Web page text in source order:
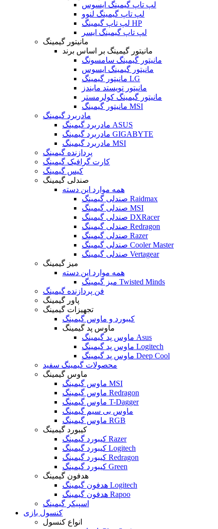
لپ تاپ گیمینگ ایسوس
لپ تاپ گیمینگ لنوو
لپ تاپ گیمینگ HP
لپ تاپ گیمینگ ایسر
مانیتور گیمینگ
مانیتور گیمینگ بر اساس برند
مانیتور گیمینگ سامسونگ
مانیتور گیمینگ ایسوس
مانیتور گیمینگ LG
مانیتور تویستد مایندز
مانیتور گیمینگ کولرمستر
مانیتور گیمینگ MSI
مادربرد گیمینگ
مادربرد گیمینگ ASUS
مادربرد گیمینگ GIGABYTE
مادربرد گیمینگ MSI
پردازنده گیمینگ
کارت گرافیک گیمینگ
کیس گیمینگ
صندلی گیمینگ
همه موارد این دسته
صندلی گیمینگ Raidmax
صندلی گیمینگ MSI
صندلی گیمینگ DXRacer
صندلی گیمینگ Redragon
صندلی گیمینگ Razer
صندلی گیمینگ Cooler Master
صندلی گیمینگ Vertagear
میز گیمینگ
همه موارد این دسته
میز گیمینگ Twisted Minds
فن پردازنده گیمینگ
پاور گیمینگ
تجهیزات گیمینگ
کیبورد و ماوس گیمینگ
ماوس پد گیمینگ
ماوس پد گیمینگ Asus
ماوس پد گیمینگ Logitech
ماوس پد گیمینگ Deep Cool
محصولات گیمینگ سفید
ماوس گیمینگ
ماوس گیمینگ MSI
ماوس گیمینگ Redragon
ماوس گیمینگ T-Dagger
ماوس بی سیم گیمینگ
ماوس گیمینگ RGB
کیبورد گیمینگ
کیبورد گیمینگ Razer
کیبورد گیمینگ Logitech
کیبورد گیمینگ Redragon
کیبورد گیمینگ Green
هدفون گیمینگ
هدفون گیمینگ Logitech
هدفون گیمینگ Rapoo
اسپیکر گیمینگ
کنسول بازی
انواع کنسول